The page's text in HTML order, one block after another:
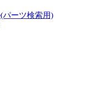
パーツ検索用)